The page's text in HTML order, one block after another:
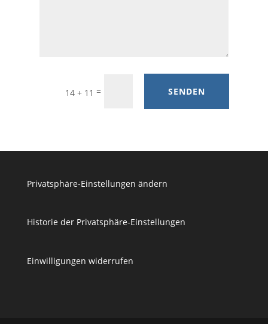
14 + 11 = SENDEN
Privatsphäre-Einstellungen ändern
Historie der Privatsphäre-Einstellungen
Einwilligungen widerrufen